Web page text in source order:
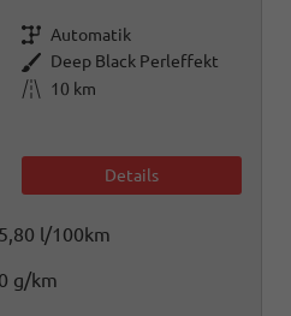
Getriebe Automatik
Außenfarbe Deep Black Perleffekt
Kilometerstand
10 km
Details
5,80 l/100km
g/km